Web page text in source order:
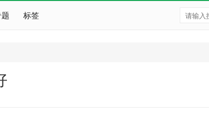
标签